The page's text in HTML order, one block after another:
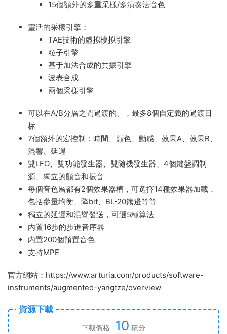
15個額外的多重采樣/多演奏法音色
靈活的采樣引擎：
TAE技術的虛拟模拟引擎
粒子引擎
基于加法合成的共振引擎
波表合成
兩個采樣引擎
可以在A/B分層之間過渡的、，最多8個自定義的過渡目
标
7個額外的宏控制：時間、顔色、動感、效果A、效果B、
混響、延遲
雙LFO、雙功能發生器、雙随機發生器、4個鍵盤調制
源、獨立的顫音和振音
每個音色層都有2個效果器槽，可選擇14種效果器加載，
包括參量均衡、降bit、BL-20鑲邊等等
獨立的延遲和混響發送，可選5種算法
内置16步的步進音序器
内置200個預置音色
支持MPE
官方網站：https://www.arturia.com/products/software-
instruments/augmented-yangtze/overview
資源下載
下載價格 10 積分